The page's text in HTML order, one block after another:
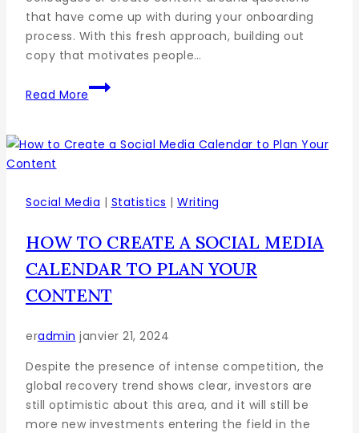
that have come up with during your onboarding
process. With this fresh approach, building out
copy that motivates people…
Read More
Social Media | Statistics | Writing
HOW TO CREATE A SOCIAL MEDIA
CALENDAR TO PLAN YOUR
CONTENT
eradmin janvier 21, 2024
Despite the presence of intense competition, the
global recovery trend shows clear, investors are
still optimistic about this area, and it will still be
more new investments entering the field in the